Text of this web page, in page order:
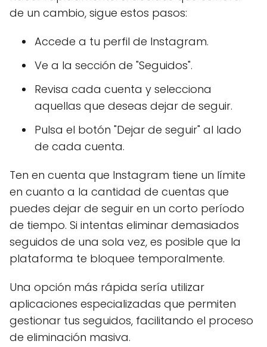
de un cambio, sigue estos pasos:
Accede a tu perfil de Instagram.
Ve a la sección de "Seguidos".
Revisa cada cuenta y selecciona
aquellas que deseas dejar de seguir.
Pulsa el botón "Dejar de seguir" al lado
de cada cuenta.
Ten en cuenta que Instagram tiene un límite
en cuanto a la cantidad de cuentas que
puedes dejar de seguir en un corto período
de tiempo. Si intentas eliminar demasiados
seguidos de una sola vez, es posible que la
plataforma te bloquee temporalmente.
Una opción más rápida sería utilizar
aplicaciones especializadas que permiten
gestionar tus seguidos, facilitando el proceso
de eliminación masiva.